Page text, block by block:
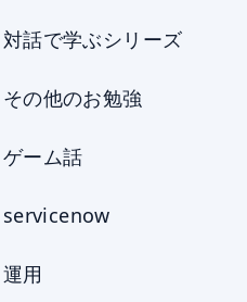
対話で学ぶシリーズ
その他のお勉強
ゲーム話
servicenow
運用